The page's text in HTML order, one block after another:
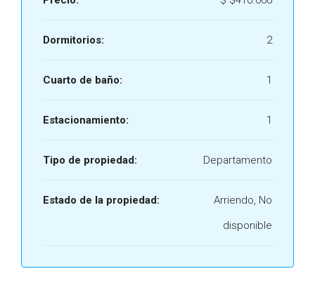
Dormitorios: 2
Cuarto de baño: 1
Estacionamiento: 1
Tipo de propiedad: Departamento
Estado de la propiedad:
Arriendo, No
disponible